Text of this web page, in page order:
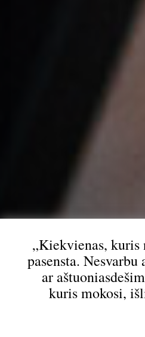
„Kiekvienas,
pasensta.
ar
kuris mokosi,